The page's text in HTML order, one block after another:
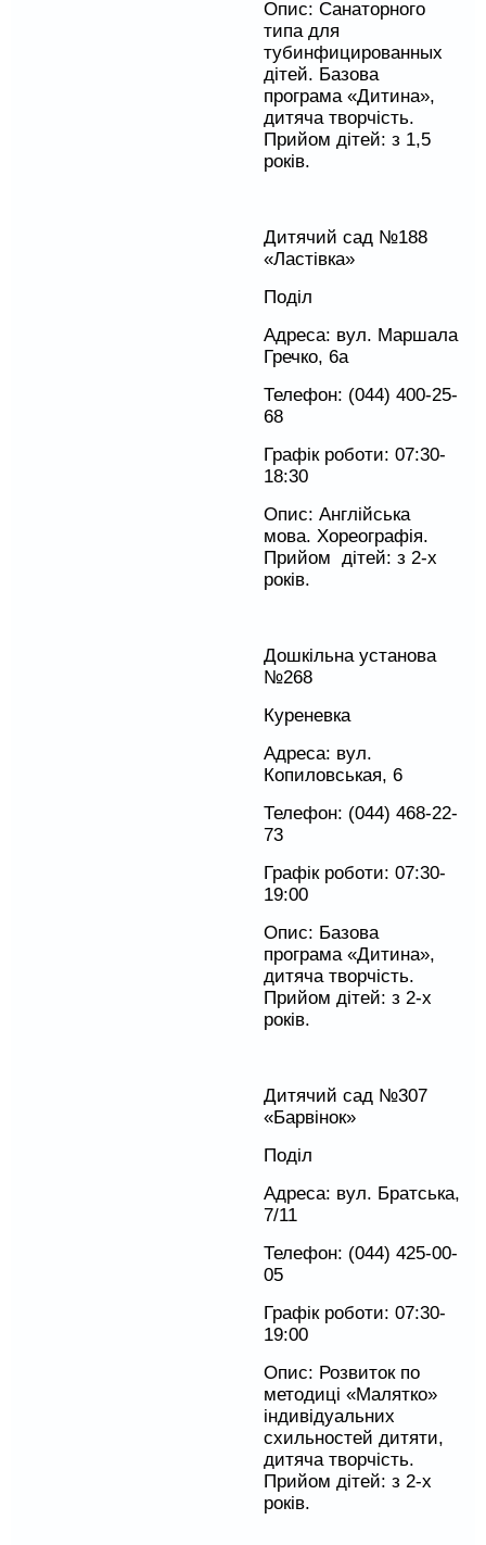
Опис: Санаторного
типа для
тубинфицированных
дітей. Базова
програма «Дитина»,
дитяча творчість.
Прийом дітей: з 1,5
років.
Дитячий сад №188
«Ластівка»
Поділ
Адреса: вул. Маршала
Гречко, 6а
Телефон: (044) 400-25-
68
Графік роботи: 07:30-
18:30
Опис: Англійська
мова. Хореографія.
Прийом дітей: з 2-х
років.
Дошкільна установа
№268
Куреневка
Адреса: вул.
Копиловськая, 6
Телефон: (044) 468-22-
73
Графік роботи: 07:30-
19:00
Опис: Базова
програма «Дитина»,
дитяча творчість.
Прийом дітей: з 2-х
років.
Дитячий сад №307
«Барвінок»
Поділ
Адреса: вул. Братська,
7/11
Телефон: (044) 425-00-
05
Графік роботи: 07:30-
19:00
Опис: Розвиток по
методиці «Малятко»
індивідуальних
схильностей дитяти,
дитяча творчість.
Прийом дітей: з 2-х
років.